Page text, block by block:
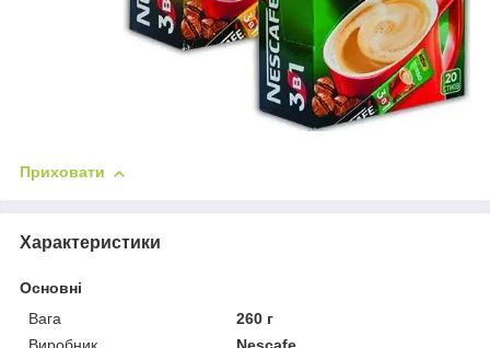
Приховати
Характеристики
Основні
Вага
260 г